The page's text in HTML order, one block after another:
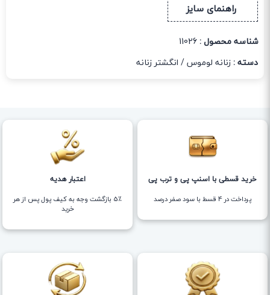
راهنمای سایز
شناسه محصول :11026
دسته :زنانه لوموس/ انگشتر زنانه
خرید قسطی با اسنپ پی و ترب پی
پرداخت در 4 قسط با سود صفر درصد
اعتبار هدیه
5٪ بازگشت وجه به کیف پول پس از هر
خرید